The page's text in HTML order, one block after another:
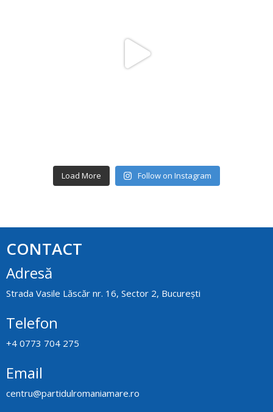
Load More Follow on Instagram
CONTACT
Adresă
Strada Vasile Lăscăr nr. 16, Sector 2, București
Telefon
+4 0773 704 275
Email
centru@partidulromaniamare.ro